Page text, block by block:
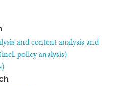
and content analysis and
policy analysis)